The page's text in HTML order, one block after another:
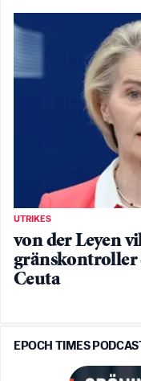
UTRIKES
von der Leyen
gränskontroller
Ceuta
EPOCH TIMES